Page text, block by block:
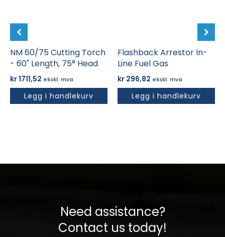
NM 60/75 Cutting Torch
- 60" Length, 75° Head
kr1711,52 ekskl. mva
Legg i handlekurv
Flashback Arrestor In-
Line Fuel Gas
kr 296,82 ekskl. mva
Legg i handlekurv
Need assistance?
Contact us today!